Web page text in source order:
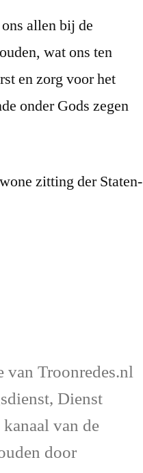
allen bij de
wat ons ten
en zorg voor het
onder Gods zegen
zitting der Staten-
van Troonredes.nl
Dienst
van de
door